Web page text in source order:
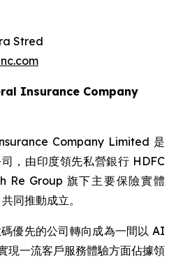
Stred
Insurance Company
Company Limited 是
，由印度領先私營銀行 HDFC
Re Group 旗下主要保險實體
同推動成立。
優先的公司轉向成為一間以 AI
現一流客戶服務體驗方面佔據領